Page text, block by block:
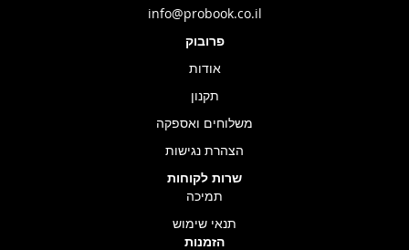
info@probook.co.il
פרובוק
אודות
תקנון
משלוחים ואספקה
הצהרת נגישות
שרות לקוחות
תמיכה
תנאי שימוש
הזמנות